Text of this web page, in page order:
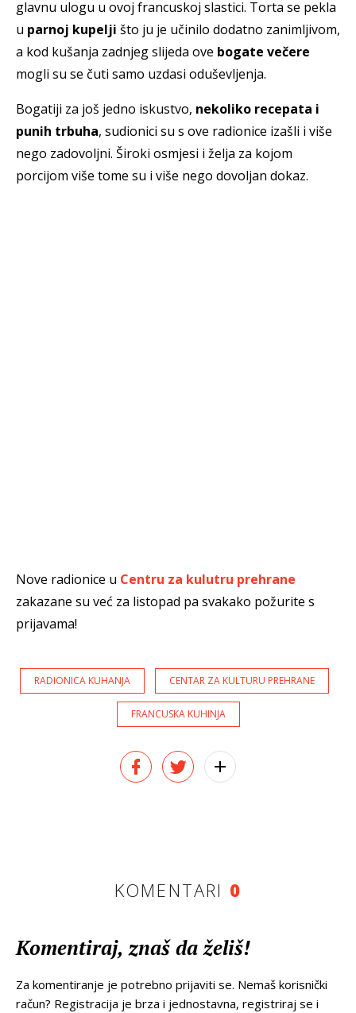
glavnu ulogu u ovoj francuskoj slastici. Torta se pekla
u parnoj kupelji što ju je učinilo dodatno zanimljivom,
a kod kušanja zadnjeg slijeda ove bogate večere
mogli su se čuti samo uzdasi oduševljenja.
Bogatiji za još jedno iskustvo, nekoliko recepata i
punih trbuha, sudionici su s ove radionice izašli i više
nego zadovoljni. Široki osmjesi i želja za kojom
porcijom više tome su i više nego dovoljan dokaz.
Nove radionice u Centru za kulutru prehrane
zakazane su već za listopad pa svakako požurite s
prijavama!
RADIONICA KUHANJA CENTAR ZA KULTURU PREHRANE
FRANCUSKA KUHINJA
KOMENTARI 0
Komentiraj, znaš da želiš!
Za komentiranje je potrebno prijaviti se. Nemaš korisnički
račun? Registracija je brza i jednostavna, registriraj se i